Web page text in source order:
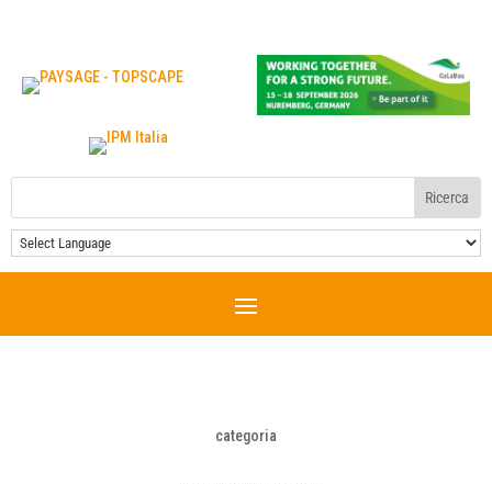
categoria